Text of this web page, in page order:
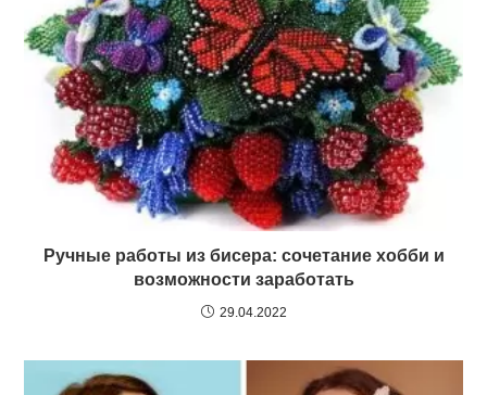
Ручные работы из бисера: сочетание хобби и
возможности заработать
29.04.2022